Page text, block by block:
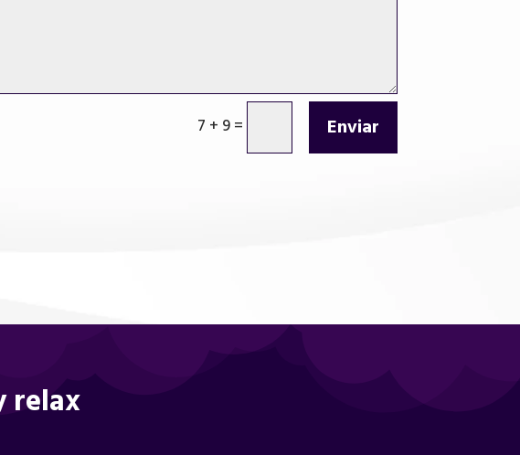
7 + 9= Enviar
relax